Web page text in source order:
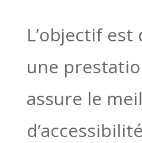
L’objectif est
une
assure le